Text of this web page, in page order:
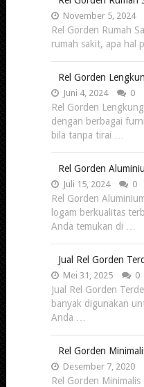
November 5, 2024
Rel Gorden Rumah
rumah sakit, apa hal
Rel Gorden
Juni 4, 2024 0
Rel Gorden
dengan berbagai
bila tanpa tirai …
Rel Gorden
Juli 15, 2024 0
Rel Gorden
logam berkualitas
Anda temukan di …
Jual Rel Gorden
Mei 31, 2025 0
Jual Rel Gorden
banyak digunakan
Anda …
Rel Gorden
Desember 7, 2020
Rel Gorden